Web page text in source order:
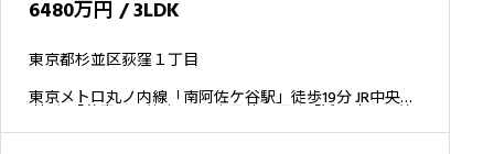
6480万円 / 3LDK
東京都杉並区荻窪１丁目
東京メトロ丸ノ内線「南阿佐ケ谷駅」徒歩19分 JR中央線
歩21分